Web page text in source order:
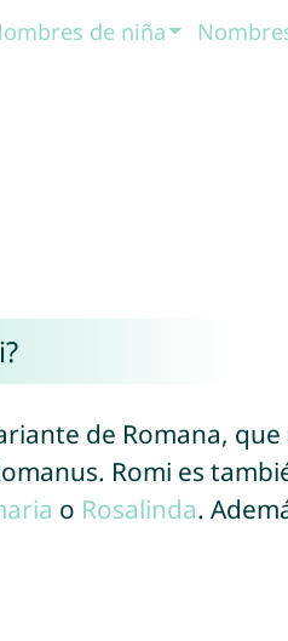
de niña
de Romana, que
Romi es
o Rosalinda.